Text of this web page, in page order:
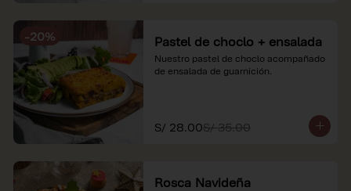
-20% Pastel de choclo + ensalada
Nuestro pastel de choclo acompañado
de ensalada de guarnición.
S/ 28.00S/ 35.00
Rosca Navideña